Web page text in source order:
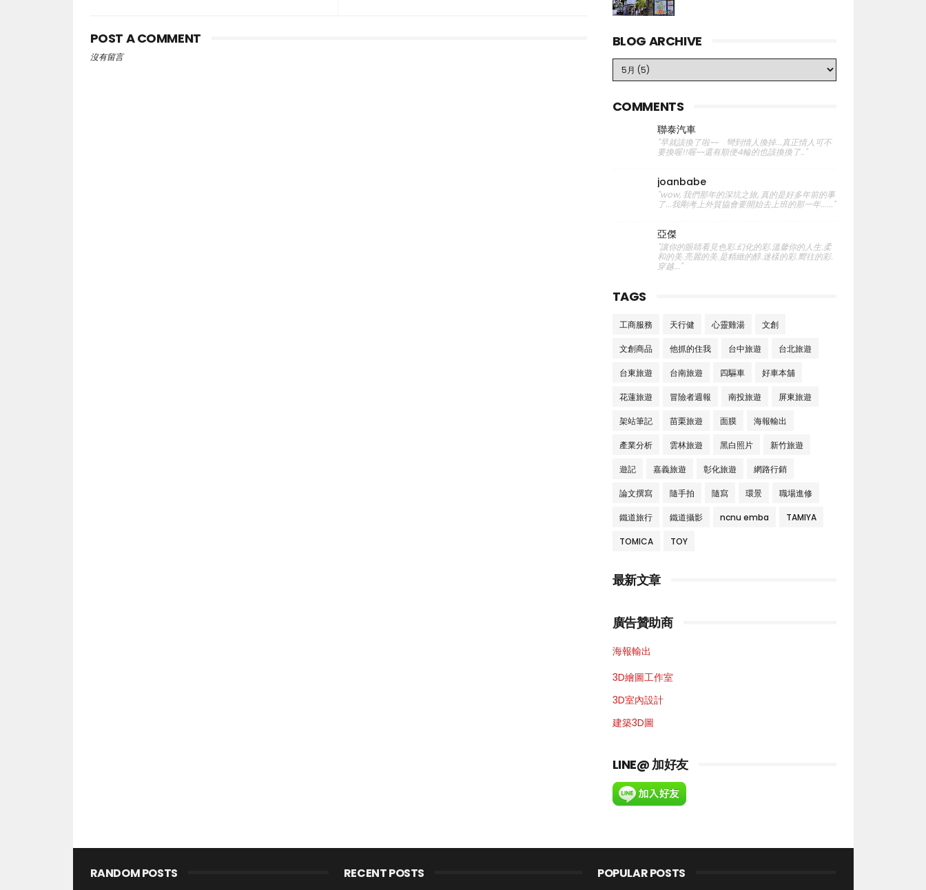
POST A COMMENT
沒有留言
BLOG ARCHIVE
COMMENTS
聯泰汽車
"早就該換了啦~~ 彎到情人換掉...真正情人可不
要換喔!!喔~~還有順便4輪的也該換換了.."
joanbabe
"wow, 我們那年的深坑之旅, 真的是好多年前的事
了...我剛考上外貿協會要開始去上班的那一年......"
亞傑
"讓你的眼睛看見色彩.幻化的彩.溫馨你的人生.柔
和的美.亮麗的美.是精緻的醇.迷樣的彩.嚮往的彩.
穿越..."
TAGS
工商服務 天行健 心靈雞湯 文創
文創商品 他抓的住我 台中旅遊 台北旅遊
台東旅遊 台南旅遊 四驅車 好車本舖
花蓮旅遊 冒險者週報 南投旅遊 屏東旅遊
架站筆記 苗栗旅遊 面膜 海報輸出
產業分析 雲林旅遊 黑白照片 新竹旅遊
遊記 嘉義旅遊 彰化旅遊 網路行銷
論文撰寫 隨手拍 隨寫 環景 職場進修
鐵道旅行 鐵道攝影 ncnu emba TAMIYA
TOMICA TOY
最新文章
廣告贊助商
海報輸出
3D繪圖工作室
3D室內設計
建築3D圖
LINE@ 加好友
RANDOM POSTS RECENT POSTS POPULAR POSTS